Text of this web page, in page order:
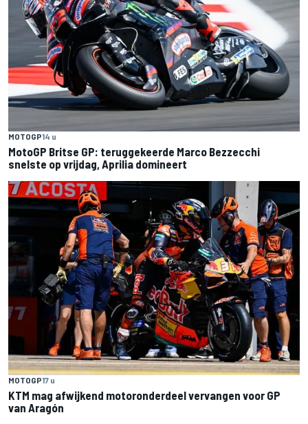
MOTOGP14 u
MotoGP Britse GP: teruggekeerde Marco Bezzecchi
snelste op vrijdag, Aprilia domineert
MOTOGP17 u
KTM mag afwijkend motoronderdeel vervangen voor GP
van Aragón